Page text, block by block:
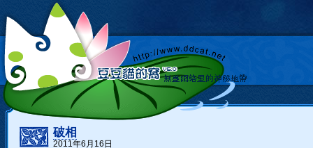
破相
2011年6月16日